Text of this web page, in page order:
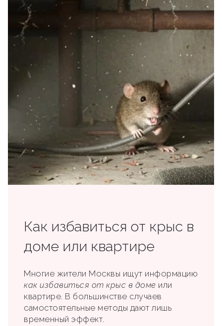
Как избавиться от крыс в
доме или квартире
Многие жители Москвы ищут информацию
как избавиться от крыс в доме или
квартире. В большинстве случаев
самостоятельные методы дают лишь
временный эффект.